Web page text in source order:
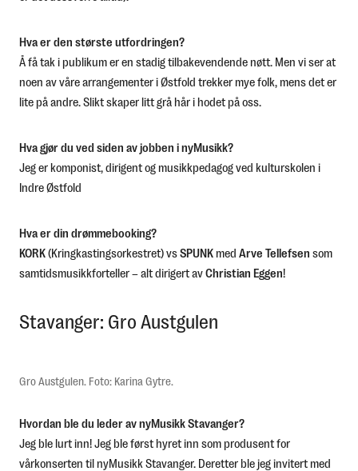
Hva er den største utfordringen?
Å få tak i publikum er en stadig tilbakevendende nøtt. Men vi ser at
noen av våre arrangementer i Østfold trekker mye folk, mens det er
lite på andre. Slikt skaper litt grå hår i hodet på oss.
Hva gjør du ved siden av jobben i nyMusikk?
Jeg er komponist, dirigent og musikkpedagog ved kulturskolen i
Indre Østfold
Hva er din drømmebooking?
KORK(Kringkastingsorkestret) vsSPUNKmed Arve Tellefsen som
samtidsmusikkforteller – alt dirigert avChristian Eggen!
Stavanger: Gro Austgulen
Gro Austgulen. Foto: Karina Gytre.
Hvordan ble du leder av nyMusikk Stavanger?
Jeg ble lurt inn! Jeg ble først hyret inn som produsent for
vårkonserten til nyMusikk Stavanger. Deretter ble jeg invitert med